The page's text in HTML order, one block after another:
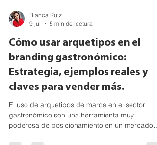
9 jul
5 min de lectura
Cómo usar arquetipos en el
branding gastronómico:
Estrategia, ejemplos reales y
claves para vender más.
El uso de arquetipos de marca en el sector